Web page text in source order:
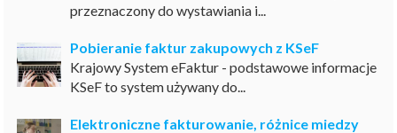
przeznaczony do wystawiania i...
Pobieranie faktur zakupowych z KSeF
Krajowy System eFaktur - podstawowe informacje
KSeF to system używany do...
Elektroniczne fakturowanie, różnice miedzy